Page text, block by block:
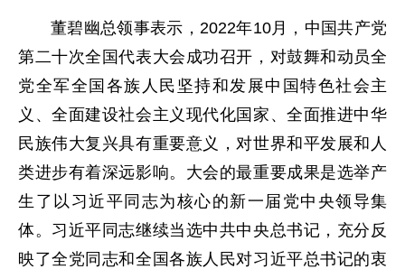
董碧幽总领事表示，2022年10月，中国共产党
第二十次全国代表大会成功召开，对鼓舞和动员全
党全军全国各族人民坚持和发展中国特色社会主
义、全面建设社会主义现代化国家、全面推进中华
民族伟大复兴具有重要意义，对世界和平发展和人
类进步有着深远影响。大会的最重要成果是选举产
生了以习近平同志为核心的新一届党中央领导集
体。习近平同志继续当选中共中央总书记，充分反
映了全党同志和全国各族人民对习近平总书记的衷